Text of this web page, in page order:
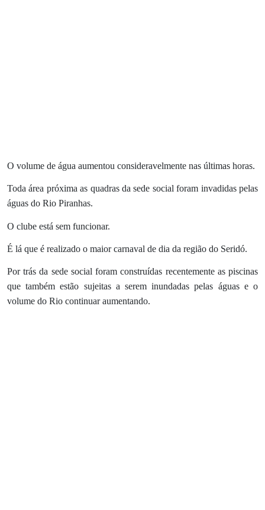
O volume de água aumentou consideravelmente nas últimas horas.
Toda área próxima as quadras da sede social foram invadidas pelas
águas do Rio Piranhas.
O clube está sem funcionar.
É lá que é realizado o maior carnaval de dia da região do Seridó.
Por trás da sede social foram construídas recentemente as piscinas
que também estão sujeitas a serem inundadas pelas águas e o
volume do Rio continuar aumentando.